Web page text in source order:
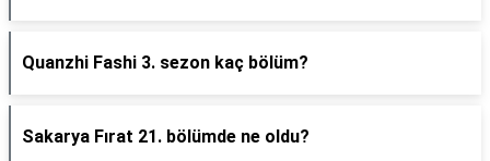
Quanzhi Fashi 3. sezon kaç bölüm?
Sakarya Fırat 21. bölümde ne oldu?